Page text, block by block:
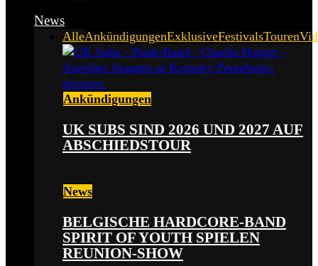
News
AlleAnkündigungenExklusiveFestivalsTouren
Ankündigungen
UK SUBS SIND 2026 UND 2027 AUF
ABSCHIEDSTOUR
News
BELGISCHE HARDCORE-BAND
SPIRIT OF YOUTH SPIELEN
REUNION-SHOW